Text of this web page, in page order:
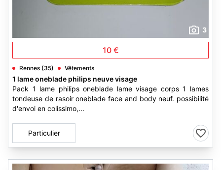
3
10 €
Rennes (35) Vêtements
1 lame oneblade philips neuve visage
Pack 1 lame philips oneblade lame visage corps 1 lames
tondeuse de rasoir oneblade face and body neuf. possibilité
d'envoi en colissimo,...
Particulier